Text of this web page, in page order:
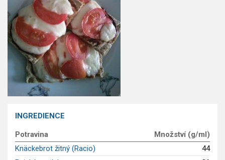
INGREDIENCE
Potravina
Množství (g/ml)
Knäckebrot žitný (Racio)
44